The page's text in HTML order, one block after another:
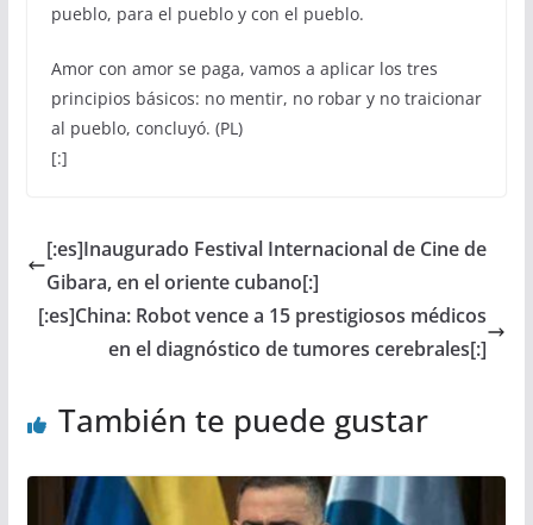
pueblo, para el pueblo y con el pueblo.
Amor con amor se paga, vamos a aplicar los tres
principios básicos: no mentir, no robar y no traicionar
al pueblo, concluyó. (PL)
[:]
[:es]Inaugurado Festival Internacional de Cine de
Gibara, en el oriente cubano[:]
[:es]China: Robot vence a 15 prestigiosos médicos
en el diagnóstico de tumores cerebrales[:]
También te puede gustar